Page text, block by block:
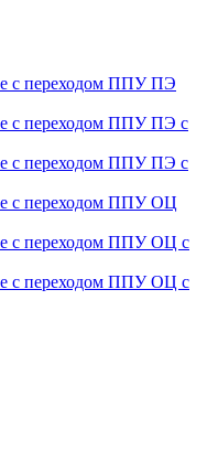
с переходом ППУ ПЭ
с переходом ППУ ПЭ с
с переходом ППУ ПЭ с
с переходом ППУ ОЦ
с переходом ППУ ОЦ с
с переходом ППУ ОЦ с